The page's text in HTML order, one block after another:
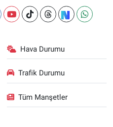
Hava Durumu
Trafik Durumu
Tüm Manşetler